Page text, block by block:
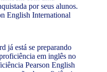
por seus alunos.
English International
já está se preparando
em inglês no
Pearson English